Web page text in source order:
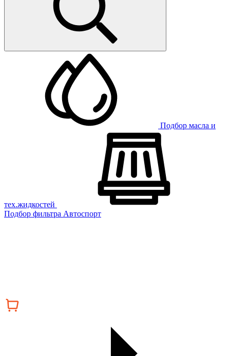
Подбор масла и
тех.жидкостей
Подбор фильтра Автоспорт